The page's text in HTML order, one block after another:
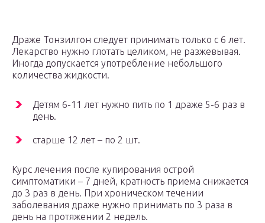
Драже Тонзилгон следует принимать только с 6 лет.
Лекарство нужно глотать целиком, не разжевывая.
Иногда допускается употребление небольшого
количества жидкости.
Детям 6-11 лет нужно пить по 1 драже 5-6 раз в
день.
старше 12 лет – по 2 шт.
Курс лечения после купирования острой
симптоматики – 7 дней, кратность приема снижается
до 3 раз в день. При хроническом течении
заболевания драже нужно принимать по 3 раза в
день на протяжении 2 недель.